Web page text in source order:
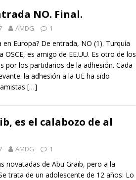
NO. Final.
AMDG 1
en Europa? De entrada, NO (1). Turquía
OSCE, es amigo de EE.UU. Es otro de los
por los partidarios de la adhesión. Cada
la adhesión a la UE ha sido
[…]
es el calabozo de al
AMDG 1
novatadas de Abu Graib, pero a la
trata de un adolescente de 12 años: Lo